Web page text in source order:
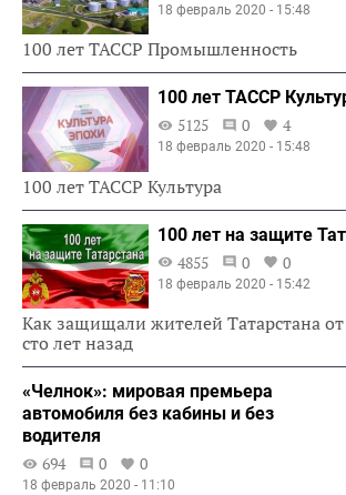
18 февраль 2020 - 15:48
100 лет ТАССР Промышленность
100 лет ТАССР
5125
0 4
18 февраль 2020 - 15:48
100 лет ТАССР Культура
100 лет на защите
4855
0 0
18 февраль 2020 - 15:42
Как защищали жителей Татарстана
сто лет назад
«Челнок»: мировая премьера
автомобиля без кабины и без
водителя
694
0 0
18 февраль 2020 - 11:10